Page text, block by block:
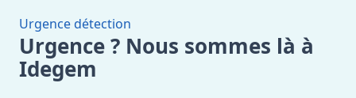
Urgence détection
Urgence ? Nous sommes là à
Idegem